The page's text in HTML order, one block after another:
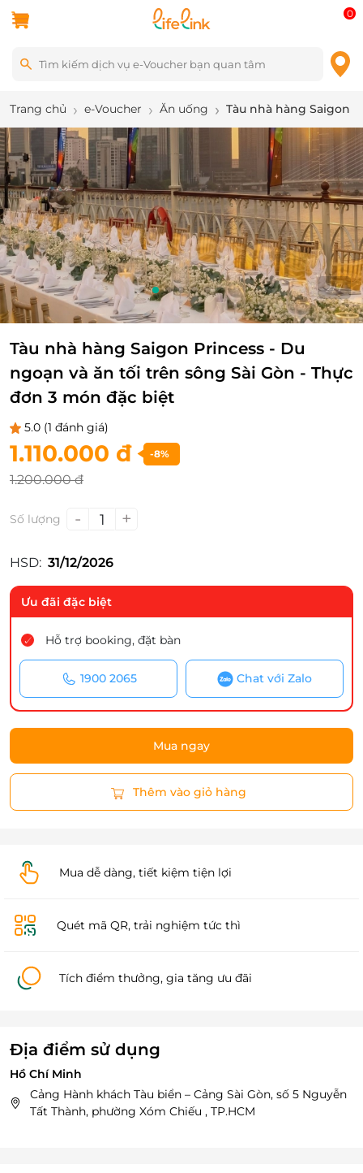
0
Trang chủ e-Voucher Ăn uống Tàu nhà hàng Saigon
2/7
Tàu nhà hàng Saigon Princess - Du
ngoạn và ăn tối trên sông Sài Gòn - Thực
đơn 3 món đặc biệt
5.0 (1 đánh giá)
1.110.000 đ -8%
1.200.000 đ
Số lượng - 1 +
HSD: 31/12/2026
Ưu đãi đặc biệt
Hỗ trợ booking, đặt bàn
1900 2065 Chat với Zalo
Mua ngay
Thêm vào giỏ hàng
Mua dễ dàng, tiết kiệm tiện lợi
Quét mã QR, trải nghiệm tức thì
Tích điểm thưởng, gia tăng ưu đãi
Địa điểm sử dụng
Hồ Chí Minh
Cảng Hành khách Tàu biển – Cảng Sài Gòn, số 5 Nguyễn
Tất Thành, phường Xóm Chiếu , TP.HCM